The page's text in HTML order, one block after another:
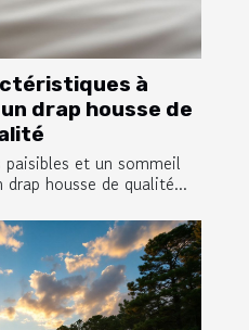
à
drap housse de
et un sommeil
drap housse de qualité...